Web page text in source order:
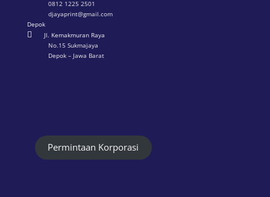
0812 1225 2501
djayaprint@gmail.com
Depok

Jl. Kemakmuran Raya
No.15 Sukmajaya
Depok – Jawa Barat
Permintaan Korporasi